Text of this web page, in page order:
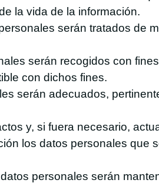
la vida de la información.
serán tratados de
serán recogidos con
con dichos fines.
serán adecuados,
y, si fuera necesario,
los datos personales que
personales serán